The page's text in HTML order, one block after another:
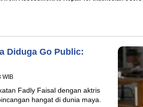
Diduga Go Public:
WIB
Fadly Faisal dengan aktris
hangat di dunia maya.